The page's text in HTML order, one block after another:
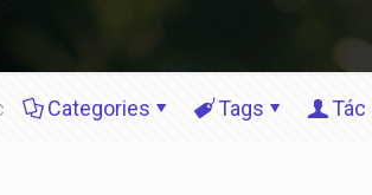
Categories Tags Tác